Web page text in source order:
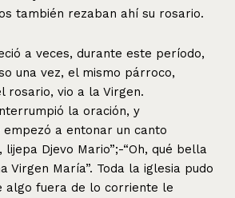
también rezaban ahí su rosario.
a veces, durante este período,
una vez, el mismo párroco,
rosario, vio a la Virgen.
la oración, y
a entonar un canto
lijepa Djevo Mario”;-“Oh, qué bella
Virgen María”. Toda la iglesia pudo
algo fuera de lo corriente le